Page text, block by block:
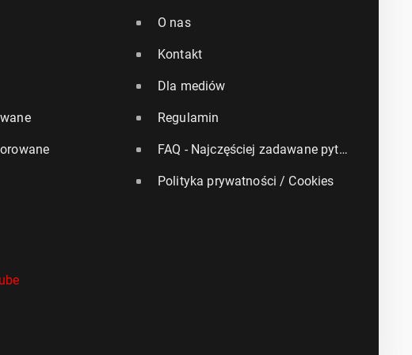
O nas
Kontakt
Dla mediów
Regulamin
FAQ - Najczęściej zadawane pytania
Polityka prywatności / Cookies